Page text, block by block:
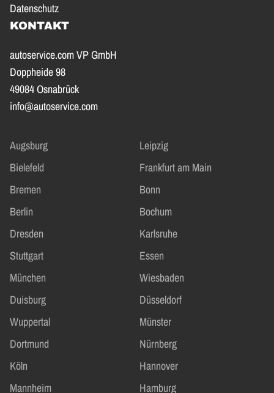
Datenschutz
KONTAKT
autoservice.com VP GmbH
Doppheide 98
49084 Osnabrück
info@autoservice.com
Augsburg
Leipzig
Bielefeld
Frankfurt am Main
Bremen
Bonn
Berlin
Bochum
Dresden
Karlsruhe
Stuttgart
Essen
München
Wiesbaden
Duisburg
Düsseldorf
Wuppertal
Münster
Dortmund
Nürnberg
Köln
Hannover
Mannheim
Hamburg